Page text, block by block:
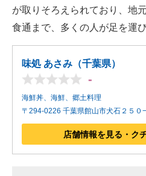
が取りそろえられており、地
食通まで、多くの人が足を運び
味処 あさみ（千葉県）
-
海鮮丼、海鮮、郷土料理
〒294-0226 千葉県館山市犬石２５０
店舗情報を見る・ク